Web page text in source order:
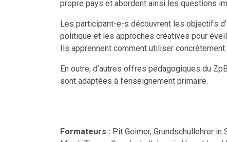
propre pays et abordent ainsi les questions
Les participant-e-s découvrent les objectifs
politique et les approches créatives pour
Ils apprennent comment utiliser concrètement
En outre, d’autres offres pédagogiques du
sont adaptées à l’enseignement primaire.
Formateurs : Pit Geimer, Grundschullehrer